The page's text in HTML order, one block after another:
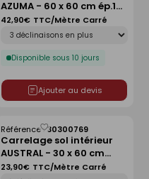
Carrelage sol intérieur
TERRAE - 17,5 x 20 cm ép.9
mm - orvieto esagona
Référence :30284453
Disponible sous 10 jours
Ajouter au devis
Carrelage sol intérieur
AZUMA - 60 x 60 cm ép.10
mm - argento
Référence :29376391
Déclinaison
42,90€ TTC/Mètre Carré
Enregistrer
comme
liste